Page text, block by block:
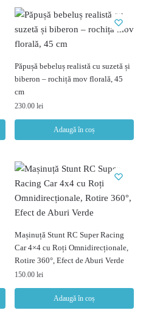
Păpușă bebeluș realistă cu suzetă și
biberon – rochiță mov florală, 45
cm
230.00 lei
Adaugă în coș
Mașinuță Stunt RC Super Racing
Car 4×4 cu Roți Omnidirecționale,
Rotire 360°, Efect de Aburi Verde
150.00 lei
Adaugă în coș